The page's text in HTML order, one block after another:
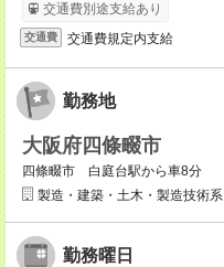
交通費別途支給あり
交通費 交通費規定内支給
勤務地
大阪府四條畷市
四條畷市 白庭台駅から車8分
製造・建築・土木・製造技術系
勤務曜日